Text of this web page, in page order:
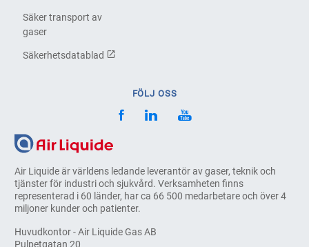
Air Liquide är världens ledande leverantör av gaser, teknik och
tjänster för industri och sjukvård. Verksamheten finns
representerad i 60 länder, har ca 66 500 medarbetare och över 4
miljoner kunder och patienter.
Huvudkontor - Air Liquide Gas AB
Pulpetgatan 20
Säker transport av
gaser
Säkerhetsdatablad
FÖLJ OSS